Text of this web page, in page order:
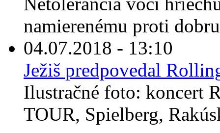
namierenému proti
04.07.2018 - 13:10
Ježiš predpovedal
Ilustračné foto: koncert
TOUR, Spielberg,